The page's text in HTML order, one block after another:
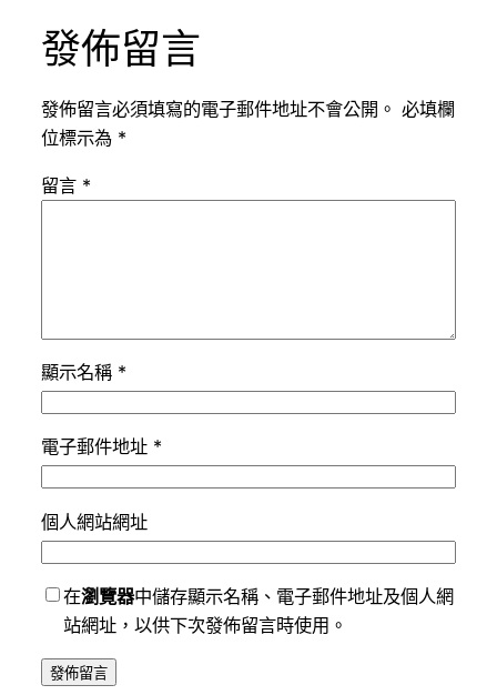
發佈留言
發佈留言必須填寫的電子郵件地址不會公開。 必填欄
位標示為 *
留言 *
顯示名稱 *
電子郵件地址 *
個人網站網址
在瀏覽器中儲存顯示名稱、電子郵件地址及個人網
站網址，以供下次發佈留言時使用。